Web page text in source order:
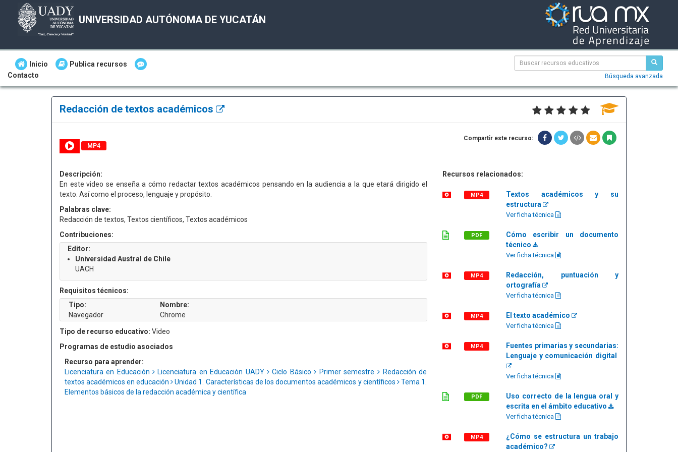
UNIVERSIDAD AUTÓNOMA DE YUCATÁN
Inicio
Publica recursos
Contacto
Búsqueda avanzada
Redacción de textos académicos
MP4
Compartir este recurso:
Descripción:
En este video se enseña a cómo redactar textos académicos pensando en la audiencia a la que etará dirigido el
texto. Así como el proceso, lenguaje y propósito.
Palabras clave:
Redacción de textos, Textos científicos, Textos académicos
Contribuciones:
Editor:
Universidad Austral de Chile
UACH
Requisitos técnicos:
Tipo:
Navegador
Nombre:
Chrome
Tipo de recurso educativo: Video
Programas de estudio asociados
Recurso para aprender:
Licenciatura en Educación
Licenciatura en Educación UADY Ciclo Básico Primer semestre
Redacción de
textos académicos en educación
Unidad 1. Características de los documentos académicos y científicos
Tema 1.
Elementos básicos de la redacción académica y científica
Recursos relacionados:
MP4
Textos académicos y su
estructura
Ver ficha técnica
PDF
Cómo escribir un documento
técnico
Ver ficha técnica
MP4
Redacción, puntuación y
ortografía
Ver ficha técnica
MP4 El texto académico
Ver ficha técnica
MP4
Fuentes primarias y secundarias:
Lenguaje y comunicación digital
Ver ficha técnica
PDF
Uso correcto de la lengua oral y
escrita en el ámbito educativo
Ver ficha técnica
MP4
¿Cómo se estructura un trabajo
académico?